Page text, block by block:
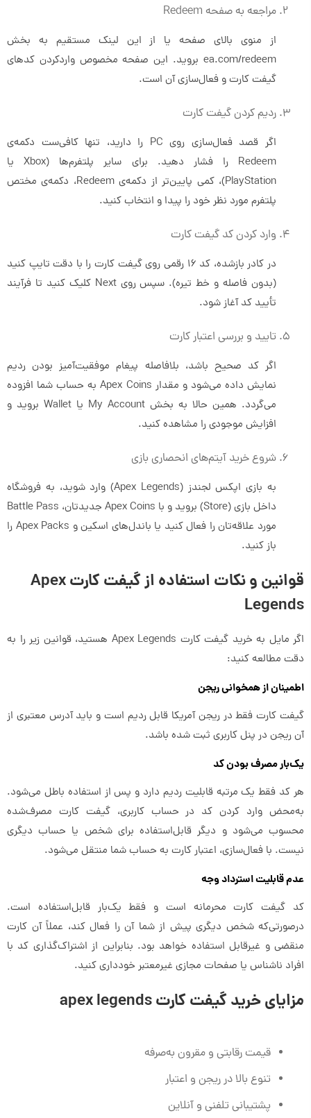
مراجعه به صفحه Redeem
از منوی بالای صفحه یا از این لینک مستقیم به بخش
ea.com/redeem بروید. این صفحه مخصوص واردکردن کدهای
گیفت کارت و فعال‌سازی آن است.
ردیم کردن گیفت کارت
اگر قصد فعال‌سازی روی PC را دارید، تنها کافی‌ست دکمه‌ی
Redeem را فشار دهید. برای سایر پلتفرم‌ها (Xbox یا
PlayStation)، کمی پایین‌تر از دکمه‌ی Redeem، دکمه‌ی مختص
پلتفرم مورد نظر خود را پیدا و انتخاب کنید.
وارد کردن کد گیفت کارت
در کادر بازشده، کد ۱۶ رقمی روی گیفت کارت را با دقت تایپ کنید
(بدون فاصله و خط تیره). سپس روی Next کلیک کنید تا فرآیند
تأیید کد آغاز شود.
تایید و بررسی اعتبار کارت
اگر کد صحیح باشد، بلافاصله پیغام موفقیت‌آمیز بودن ردیم
نمایش داده می‌شود و مقدار Apex Coins به حساب شما افزوده
می‌گردد. همین حالا به بخش My Account یا Wallet بروید و
افزایش موجودی را مشاهده کنید.
شروع خرید آیتم‌های انحصاری بازی
به بازی اپکس لجندز (Apex Legends) وارد شوید، به فروشگاه
داخل بازی (Store) بروید و با Apex Coins جدیدتان، Battle Pass
مورد علاقه‌تان را فعال کنید یا باندل‌های اسکین و Apex Packs را
باز کنید.
قوانین و نکات استفاده از گیفت کارت Apex
Legends
اگر مایل به خرید گیفت کارت Apex Legends هستید، قوانین زیر را به
دقت مطالعه کنید:
اطمینان از همخوانی ریجن
گیفت کارت فقط در ریجن آمریکا قابل ردیم است و باید آدرس معتبری از
آن ریجن در پنل کاربری ثبت شده باشد.
یک‌بار مصرف بودن کد
هر کد فقط یک مرتبه قابلیت ردیم دارد و پس از استفاده باطل می‌شود.
به‌محض وارد کردن کد در حساب کاربری، گیفت کارت مصرف‌شده
محسوب می‌شود و دیگر قابل‌استفاده برای شخص یا حساب دیگری
نیست. با فعال‌سازی، اعتبار کارت به حساب شما منتقل می‌شود.
عدم قابلیت استرداد وجه
کد گیفت کارت محرمانه است و فقط یک‌بار قابل‌استفاده است.
درصورتی‌که شخص دیگری پیش از شما آن را فعال کند، عملاً آن کارت
منقضی و غیرقابل استفاده خواهد بود. بنابراین از اشتراک‌گذاری کد با
افراد ناشناس یا صفحات مجازی غیرمعتبر خودداری کنید.
مزایای خرید گیفت کارت apex legends
قیمت رقابتی و مقرون به‌صرفه
تنوع بالا در ریجن و اعتبار
پشتیبانی تلفنی و آنلاین